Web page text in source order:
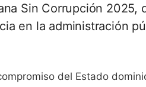
Sin Corrupción 2025,
en la administración
del Estado